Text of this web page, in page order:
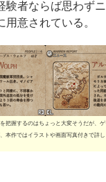
験者ならば思わずニ
意されている。
把握するのはちょっと大変そうだが、
本作ではイラストや画面写真付きで詳